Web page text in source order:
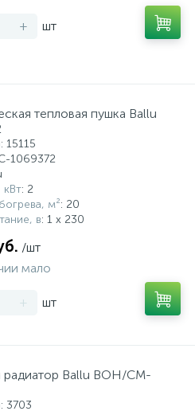
+ шт
тепловая пушка Ballu
: 15115
1069372
: 2
м²: 20
в: 1 x 230
/шт
мало
+ шт
Ballu BOH/CM-
: 3703